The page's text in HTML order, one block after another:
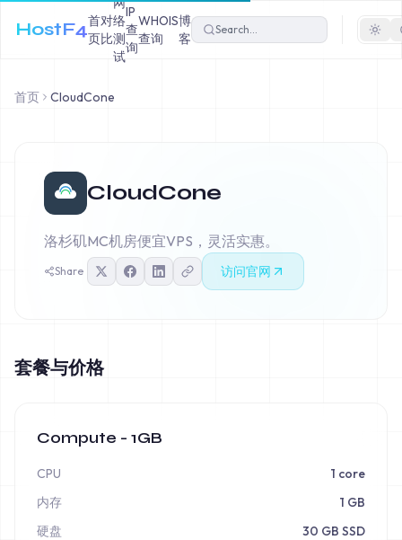
HostF4首
页
对
比
络
测
试
IP
查
询
WHOIS
查询
博
客
首页 CloudCone
CloudCone
洛杉矶MC机房便宜VPS，灵活实惠。
Share 访问官网
套餐与价格
Compute - 1GB
CPU
1 core
内存
1 GB
硬盘
30 GB SSD